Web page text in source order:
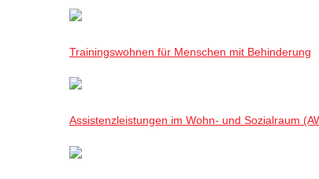
Trainingswohnen für Menschen mit Behinderung
Assistenzleistungen im Wohn- und Sozialraum